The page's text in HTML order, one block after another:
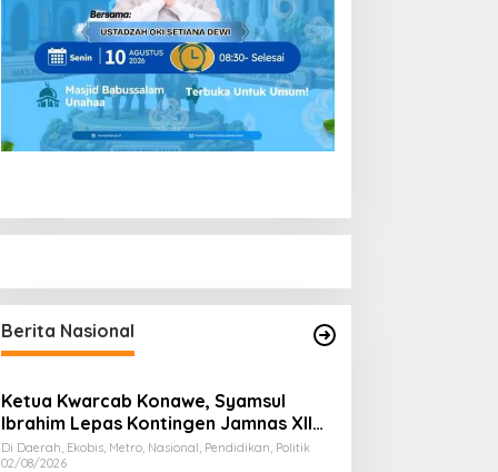
Berita Nasional
Ketua Kwarcab Konawe, Syamsul
Ibrahim Lepas Kontingen Jamnas XII
2026
Di Daerah, Ekobis, Metro, Nasional, Pendidikan, Politik
02/08/2026